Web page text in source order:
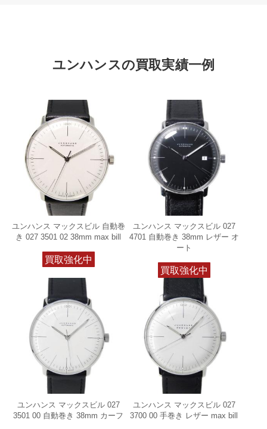
ユンハンスの買取実績一例
ユンハンス マックスビル 自動巻
き 027 3501 02 38mm max bill
買取強化中
ユンハンス マックスビル 027
4701 自動巻き 38mm レザー オ
ート
買取強化中
ユンハンス マックスビル 027
3501 00 自動巻き 38mm カーフ
ユンハンス マックスビル 027
3700 00 手巻き レザー max bill